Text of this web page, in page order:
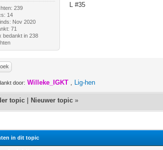
239
14
Nov 2020
71
bedankt in 238
L #35
door: Willeke_IGKT , Lig-hen
topic Nieuwer topic »
in dit topic